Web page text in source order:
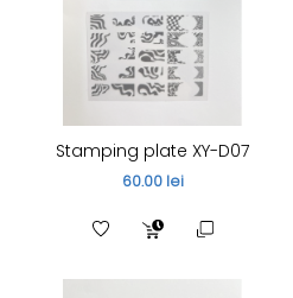
Stamping plate XY-D07
60.00 lei